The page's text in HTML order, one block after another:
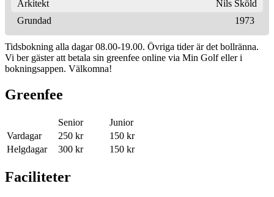
Arkitekt
Nils Sköld
Grundad
1973
Tidsbokning alla dagar 08.00-19.00. Övriga tider är det bollränna.
Vi ber gäster att betala sin greenfee online via Min Golf eller i
bokningsappen. Välkomna!
Greenfee
Senior
Junior
Vardagar
250 kr
150 kr
Helgdagar
300 kr 150 kr
Faciliteter